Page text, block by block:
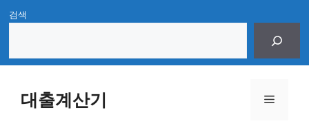
Skip
content
검색
대출계산기 Menu